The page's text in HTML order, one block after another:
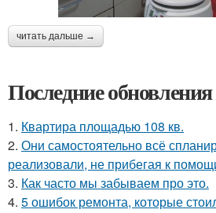
читать дальше →
Последние обновления
1. Квартира площадью 108 кв.
2. Они самостоятельно всё
реализовали, не прибегая к
3. Как часто мы забываем про это.
4. 5 ошибок ремонта, которые